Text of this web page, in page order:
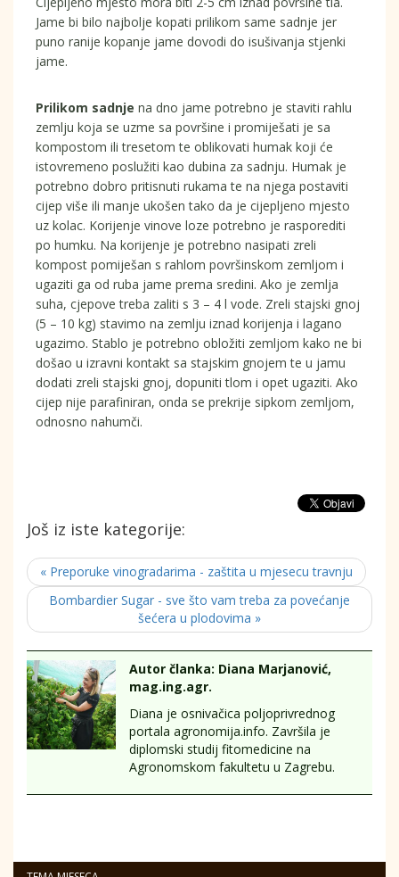
Jame bi bilo najbolje kopati prilikom same sadnje jer
puno ranije kopanje jame dovodi do isušivanja stjenki
jame.
Prilikom sadnje na dno jame potrebno je staviti rahlu
zemlju koja se uzme sa površine i promiješati je sa
kompostom ili tresetom te oblikovati humak koji će
istovremeno poslužiti kao dubina za sadnju. Humak je
potrebno dobro pritisnuti rukama te na njega postaviti
cijep više ili manje ukošen tako da je cijepljeno mjesto
uz kolac. Korijenje vinove loze potrebno je rasporediti
po humku. Na korijenje je potrebno nasipati zreli
kompost pomiješan s rahlom površinskom zemljom i
ugaziti ga od ruba jame prema sredini. Ako je zemlja
suha, cjepove treba zaliti s 3 – 4 l vode. Zreli stajski gnoj
(5 – 10 kg) stavimo na zemlju iznad korijenja i lagano
ugazimo. Stablo je potrebno obložiti zemljom kako ne bi
došao u izravni kontakt sa stajskim gnojem te u jamu
dodati zreli stajski gnoj, dopuniti tlom i opet ugaziti. Ako
cijep nije parafiniran, onda se prekrije sipkom zemljom,
odnosno nahumči.
Još iz iste kategorije:
« Preporuke vinogradarima - zaštita u mjesecu travnju
Bombardier Sugar - sve što vam treba za povećanje
šećera u plodovima »
Autor članka: Diana Marjanović,
mag.ing.agr.
Diana je osnivačica poljoprivrednog
portala agronomija.info. Završila je
diplomski studij fitomedicine na
Agronomskom fakultetu u Zagrebu.